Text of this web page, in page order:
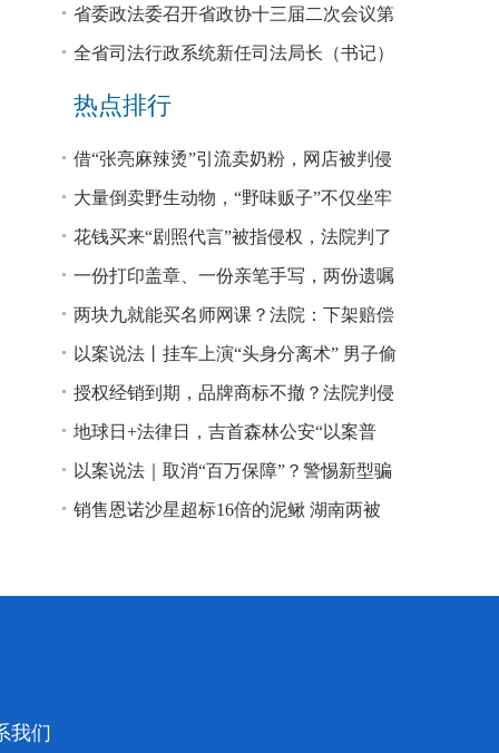
出彩
欺凌、防性侵公益普法宣讲
省委政法委召开省政协十三届二次会议第
0327号提案办理座谈会
全省司法行政系统新任司法局长（书记）
培训班开班 方华堂作专题辅导
热点排行
借“张亮麻辣烫”引流卖奶粉，网店被判侵
权！
大量倒卖野生动物，“野味贩子”不仅坐牢
还得赔钱
花钱买来“剧照代言”被指侵权，法院判了
一份打印盖章、一份亲笔手写，两份遗嘱
谁说了算？
两块九就能买名师网课？法院：下架赔偿
以案说法丨挂车上演“头身分离术” 男子偷
逃高速通行费获刑
授权经销到期，品牌商标不撤？法院判侵
权！
地球日+法律日，吉首森林公安“以案普
法”
以案说法｜取消“百万保障”？警惕新型骗
局！
销售恩诺沙星超标16倍的泥鳅 湖南两被
我们